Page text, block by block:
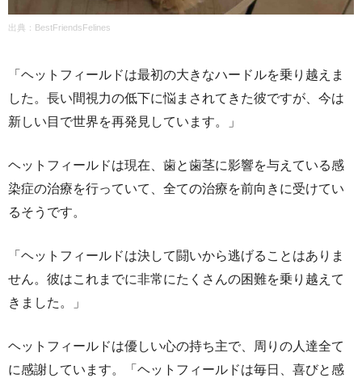
出典：BestFriendsFelines
「ヘットフィールドは最初の大きなハードルを乗り越えま
した。長い間視力の低下に悩まされてきた彼ですが、今は
新しい目で世界を再発見しています。」
ヘットフィールドは現在、歯と歯茎に影響を与えている感
染症の治療を行っていて、全ての治療を前向きに受けてい
るそうです。
「ヘットフィールドは決して闘いから逃げることはありま
せん。彼はこれまでに非常にたくさんの困難を乗り越えて
きました。」
ヘットフィールドは優しい心の持ち主で、周りの人達全て
に感謝しています。「ヘットフィールドは毎日、喜びと感